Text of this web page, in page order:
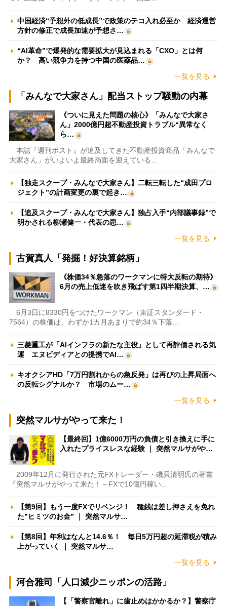
中国経済“予想外の低成長”で政策のテコ入れ必至か 経済運営
方針の修正で成長加速が予想さ…
“AI革命”で爆発的な需要拡大が見込まれる「CXO」とは何
か？ 高い競争力を持つ中国の医薬品…
一覧を見る
「みんなで大家さん」配当ストップ騒動の内幕
《ついに見えた問題の核心》「みんなで大家さ
ん」2000億円超不動産投資トラブル“異常なく
ら…
本誌『週刊ポスト』が追及してきた不動産投資商品「みんなで
大家さん」がいよいよ最終局面を迎えている…
【独走スクープ・みんなで大家さん】二転三転した“成田プロ
ジェクト”の計画変更の裏で起き…
【追及スクープ・みんなで大家さん】独占入手“内部議事録”で
明かされる柳瀬健一・代表の思…
一覧を見る
古賀真人「発掘！好決算銘柄」
《株価34％急落のワークマンに特大反転の期待》
6月の売上低迷を吹き飛ばす第1四半期決算、…
6月3日に8330円をつけたワークマン（東証スタンダード・
7564）の株価は、わずか1カ月あまりで約34％下落…
三菱重工が「AIインフラの新たな主役」として再評価される気
運 エヌビディアとの提携でAI…
キオクシアHD「7万円割れからの急反発」は再びの上昇局面へ
の反転シグナルか？ 市場のムー…
一覧を見る
突然マルサがやって来た！
【最終回】1億6000万円の負債と引き換えに手に
入れたプライスレスな経験 ｜ 突然マルサがや…
2009年12月に発行された元FXトレーダー・磯貝清明氏の著書
『突然マルサがやって来た！～FXで10億円稼い…
【第9回】もう一度FXでリベンジ！ 種銭は差し押さえを免れ
た”ヒミツのお金” ｜ 突然マルサ…
【第8回】年利はなんと14.6％！ 毎日5万円超の延滞税が積み
上がっていく ｜ 突然マルサ…
一覧を見る
河合雅司「人口減少ニッポンの活路」
【「警察官離れ」に歯止めはかかるか？】警察庁